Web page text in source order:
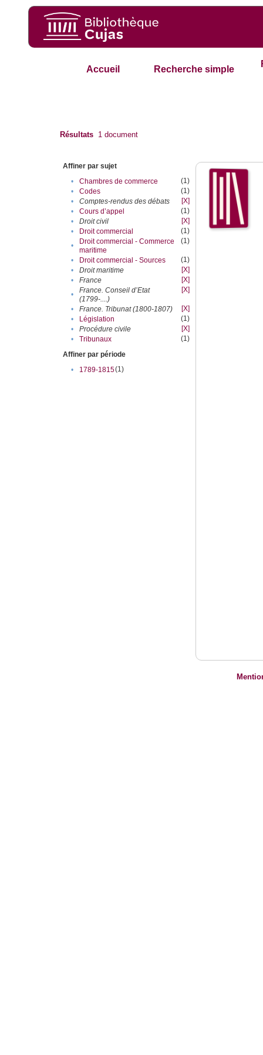
Accueil Recherche simple
Résultats 1 document
Affiner par sujet
•
Chambres de commerce
(1)
•
Codes
(1)
•
Comptes-rendus des débats
[X]
•
Cours d’appel
(1)
•
Droit civil
[X]
•
Droit commercial
(1)
•
Droit commercial - Commerce
maritime
(1)
• Droit commercial - Sources
(1)
•
Droit maritime
[X]
•
France
[X]
•
France. Conseil d’Etat
(1799-....)
[X]
• France. Tribunat (1800-1807)
[X]
•
Législation
(1)
•
Procédure civile
[X]
•
Tribunaux
(1)
Affiner par période
•
1789-1815(1)